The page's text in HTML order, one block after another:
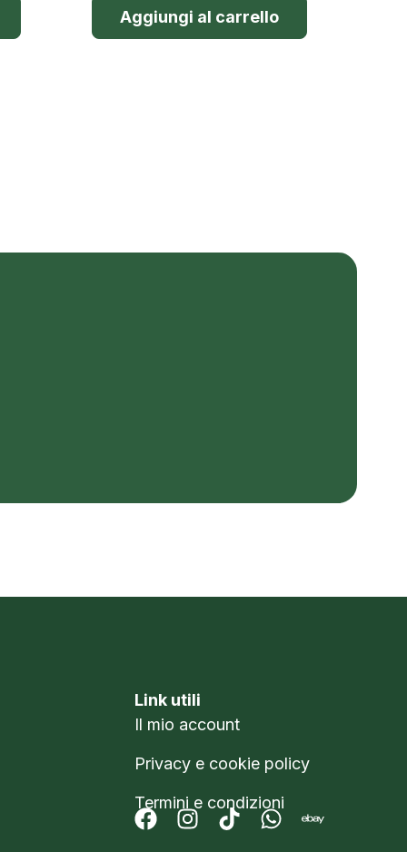
Aggiungi al carrello
Link utili
Il mio account
Privacy e cookie policy
Termini e condizioni